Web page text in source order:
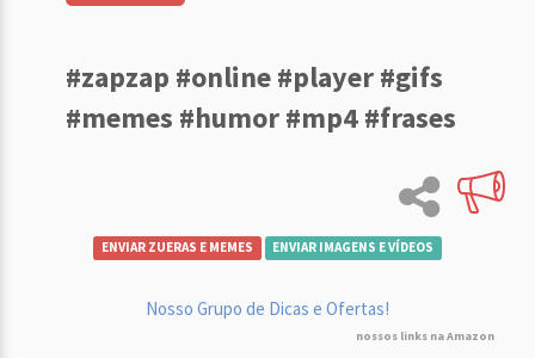
#zapzap #online #player #gifs
#memes #humor #mp4 #frases
ENVIAR ZUERAS E MEMES ENVIAR IMAGENS E VÍDEOS
Nosso Grupo de Dicas e Ofertas!
nossos links na Amazon